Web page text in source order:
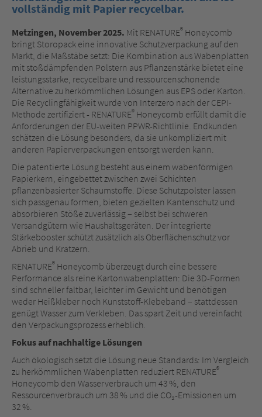
vollständig mit Papier recycelbar.
Metzingen, November 2025. Mit RENATURE® Honeycomb
bringt Storopack eine innovative Schutzverpackung auf den
Markt, die Maßstäbe setzt: Die Kombination aus Wabenplatten
mit stoßdämpfenden Polstern aus Pflanzenstärke bietet eine
leistungsstarke, recycelbare und ressourcenschonende
Alternative zu herkömmlichen Lösungen aus EPS oder Karton.
Die Recyclingfähigkeit wurde von Interzero nach der CEPI-
Methode zertifiziert - RENATURE® Honeycomb erfüllt damit die
Anforderungen der EU-weiten PPWR-Richtlinie. Endkunden
schätzen die Lösung besonders, da sie unkompliziert mit
anderen Papierverpackungen entsorgt werden kann.
Die patentierte Lösung besteht aus einem wabenförmigen
Papierkern, eingebettet zwischen zwei Schichten
pflanzenbasierter Schaumstoffe. Diese Schutzpolster lassen
sich passgenau formen, bieten gezielten Kantenschutz und
absorbieren Stöße zuverlässig – selbst bei schweren
Versandgütern wie Haushaltsgeräten. Der integrierte
Stärkebooster schützt zusätzlich als Oberflächenschutz vor
Abrieb und Kratzern.
RENATURE® Honeycomb überzeugt durch eine bessere
Performance als reine Kartonwabenplatten: Die 3D-Formen
sind schneller faltbar, leichter im Gewicht und benötigen
weder Heißkleber noch Kunststoff-Klebeband – stattdessen
genügt Wasser zum Verkleben. Das spart Zeit und vereinfacht
den Verpackungsprozess erheblich.
Fokus auf nachhaltige Lösungen
Auch ökologisch setzt die Lösung neue Standards: Im Vergleich
zu herkömmlichen Wabenplatten reduziert RENATURE®
Honeycomb den Wasserverbrauch um 43 %, den
Ressourcenverbrauch um 38 % und die CO₂-Emissionen um
32 %.